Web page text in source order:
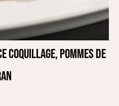
coquillage, pommes de